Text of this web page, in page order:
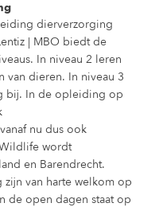
dierverzorging
| MBO biedt de
In niveau 2 leren
van dieren. In niveau 3
bij. In de opleiding op
nu dus ook
wordt
en Barendrecht.
van harte welkom op
de open dagen staat op